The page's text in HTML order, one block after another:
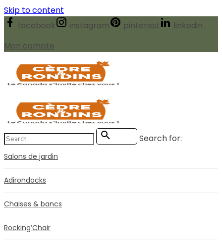
Skip to content
facebook
instagram pinterest
linkedin
Mon compte
Search for:
Salons de jardin
Adirondacks
Chaises & bancs
Rocking’Chair